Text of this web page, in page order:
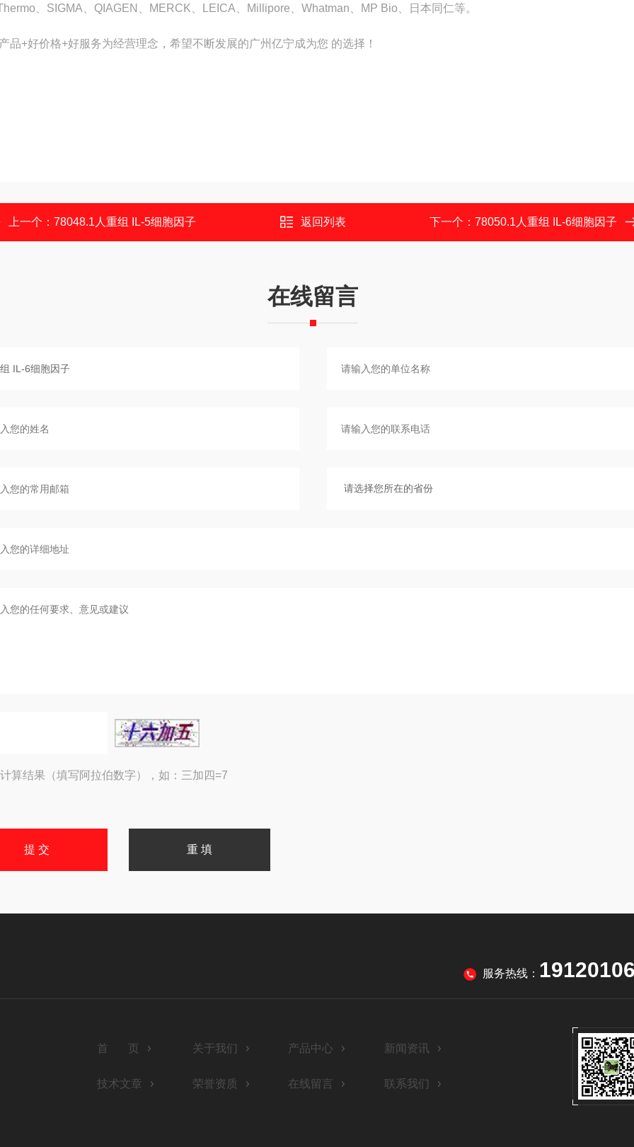
、SIGMA、QIAGEN、MERCK、LEICA、Millipore、Whatman、MP Bio、日本同仁等。
品+好价格+好服务为经营理念，希望不断发展的广州亿宁成为您 的选择！
上一个：78048.1人重组 IL-5细胞因子 返回列表 下一个： 78050.1人重组 IL-6细胞因子
在线留言
算结果（填写阿拉伯数字），如：三加四=7
服务热线：
首 页 关于我们 产品中心 新闻资讯
技术文章 荣誉资质 在线留言 联系我们